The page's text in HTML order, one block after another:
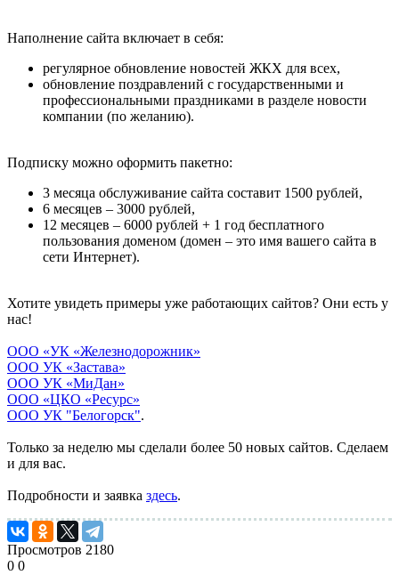
Наполнение сайта включает в себя:
регулярное обновление новостей ЖКХ для всех,
обновление поздравлений с государственными и
профессиональными праздниками в разделе новости
компании (по желанию).
Подписку можно оформить пакетно:
3 месяца обслуживание сайта составит 1500 рублей,
6 месяцев – 3000 рублей,
12 месяцев – 6000 рублей + 1 год бесплатного
пользования доменом (домен – это имя вашего сайта в
сети Интернет).
Хотите увидеть примеры уже работающих сайтов? Они есть у
нас!
ООО «УК «Железнодорожник»
ООО УК «Застава»
ООО УК «МиДан»
ООО «ЦКО «Ресурс»
ООО УК "Белогорск".
Только за неделю мы сделали более 50 новых сайтов. Сделаем
и для вас.
Подробности и заявка здесь.
Просмотров 2180
0 0